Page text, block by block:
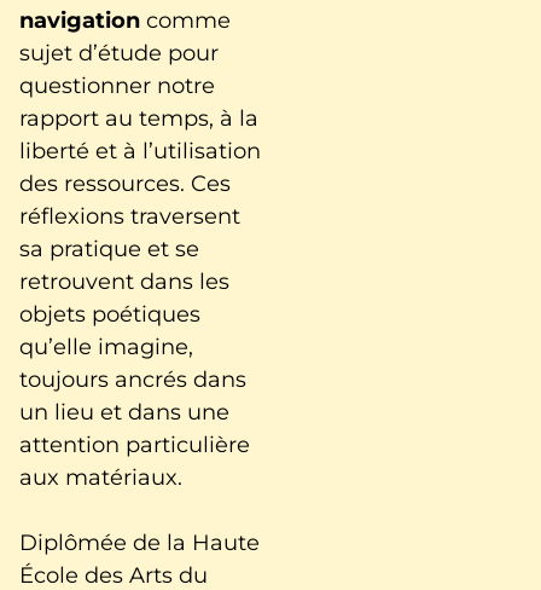
navigation comme
sujet d’étude pour
questionner notre
rapport au temps, à la
liberté et à l’utilisation
des ressources. Ces
réflexions traversent
sa pratique et se
retrouvent dans les
objets poétiques
qu’elle imagine,
toujours ancrés dans
un lieu et dans une
attention particulière
aux matériaux.
Diplômée de la Haute
École des Arts du